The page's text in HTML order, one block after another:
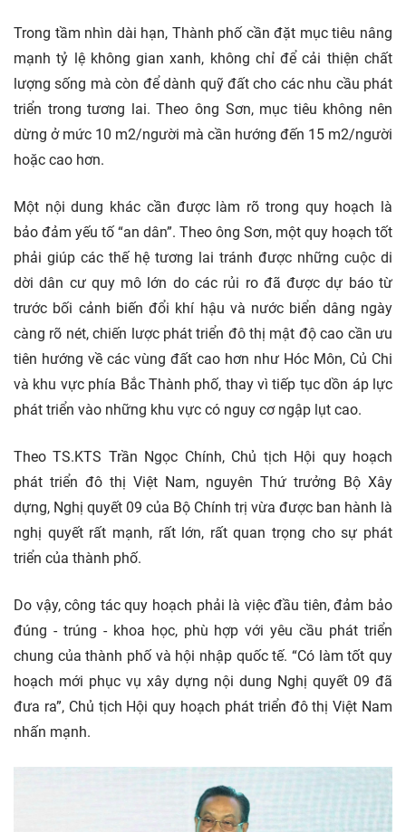
Trong tầm nhìn dài hạn, Thành phố cần đặt mục tiêu nâng
mạnh tỷ lệ không gian xanh, không chỉ để cải thiện chất
lượng sống mà còn để dành quỹ đất cho các nhu cầu phát
triển trong tương lai. Theo ông Sơn, mục tiêu không nên
dừng ở mức 10 m2/người mà cần hướng đến 15 m2/người
hoặc cao hơn.
Một nội dung khác cần được làm rõ trong quy hoạch là
bảo đảm yếu tố “an dân”. Theo ông Sơn, một quy hoạch tốt
phải giúp các thế hệ tương lai tránh được những cuộc di
dời dân cư quy mô lớn do các rủi ro đã được dự báo từ
trước bối cảnh biến đổi khí hậu và nước biển dâng ngày
càng rõ nét, chiến lược phát triển đô thị mật độ cao cần ưu
tiên hướng về các vùng đất cao hơn như Hóc Môn, Củ Chi
và khu vực phía Bắc Thành phố, thay vì tiếp tục dồn áp lực
phát triển vào những khu vực có nguy cơ ngập lụt cao.
Theo TS.KTS Trần Ngọc Chính, Chủ tịch Hội quy hoạch
phát triển đô thị Việt Nam, nguyên Thứ trưởng Bộ Xây
dựng, Nghị quyết 09 của Bộ Chính trị vừa được ban hành là
nghị quyết rất mạnh, rất lớn, rất quan trọng cho sự phát
triển của thành phố.
Do vậy, công tác quy hoạch phải là việc đầu tiên, đảm bảo
đúng - trúng - khoa học, phù hợp với yêu cầu phát triển
chung của thành phố và hội nhập quốc tế. “Có làm tốt quy
hoạch mới phục vụ xây dựng nội dung Nghị quyết 09 đã
đưa ra”, Chủ tịch Hội quy hoạch phát triển đô thị Việt Nam
nhấn mạnh.